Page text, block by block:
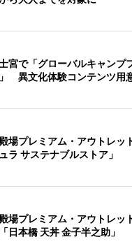
宮で「グローバルキャンプ
異文化体験コンテンツ用
場プレミアム・アウトレッ
ラ サステナブルストア」
場プレミアム・アウトレッ
日本橋 天丼 金子半之助」